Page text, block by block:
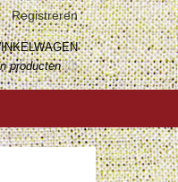
Registreren
producten(0)